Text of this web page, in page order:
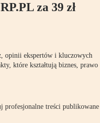
za 39 zł
opinii ekspertów i kluczowych
które kształtują biznes, prawo
profesjonalne treści publikowane